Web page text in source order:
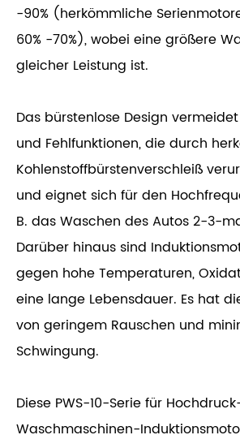
-90% (herkömmliche
60% -70%), wobei eine größere
gleicher Leistung ist.
Das bürstenlose Design
und Fehlfunktionen, die durch
Kohlenstoffbürstenverschleiß
und eignet sich für den
B. das Waschen des Autos 2-3-
Darüber hinaus sind
gegen hohe Temperaturen,
eine lange Lebensdauer. Es hat
von geringem Rauschen und
Schwingung.
Diese PWS-10-Serie für
Waschmaschinen-